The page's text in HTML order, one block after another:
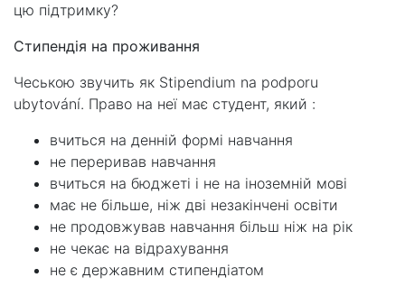
цю підтримку?
Стипендія на проживання
Чеською звучить як Stipendium na podporu
ubytování. Право на неї має студент, який :
вчиться на денній формі навчання
не переривав навчання
вчиться на бюджеті і не на іноземній мові
має не більше, ніж дві незакінчені освіти
не продовжував навчання більш ніж на рік
не чекає на відрахування
не є державним стипендіатом